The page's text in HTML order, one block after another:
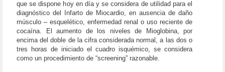
que se dispone hoy en día y se considera de utilidad para el
diagnóstico del Infarto de Miocardio, en ausencia de daño
músculo – esquelético, enfermedad renal o uso reciente de
cocaína. El aumento de los niveles de Mioglobina, por
encima del doble de la cifra considerada normal, a las dos o
tres horas de iniciado el cuadro isquémico, se considera
como un procedimiento de “screening” razonable.